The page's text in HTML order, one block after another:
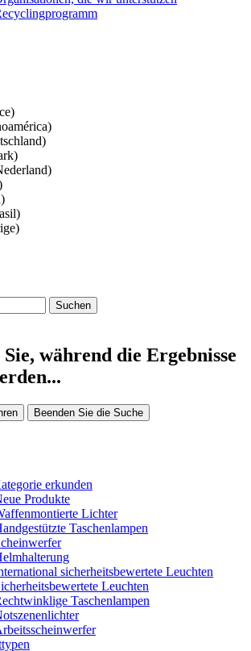
während die Ergebnisse
Beenden Sie die Suche
erkunden
Produkte
Lichter
Taschenlampen
sicherheitsbewertete Leuchten
Leuchten
Taschenlampen